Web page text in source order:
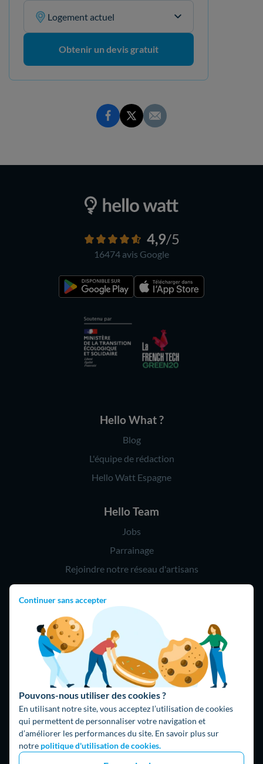
Continuer sans accepter
Pouvons-nous utiliser des cookies ?
En utilisant notre site, vous acceptez l’utilisation de cookies
qui permettent de personnaliser votre navigation et
d’améliorer les performances du site. En savoir plus sur
notre politique d'utilisation de cookies.
Logement actuel
Obtenir un devis gratuit
4,9/5
16474 avis Google
Hello What ?
Blog
L'équipe de rédaction
Hello Watt Espagne
Hello Team
Jobs
Parrainage
Rejoindre notre réseau d'artisans
Hello !
09 75 18 60 60
(8h-21h)
75018 Paris
Fait avec ⚡ par Hello Watt